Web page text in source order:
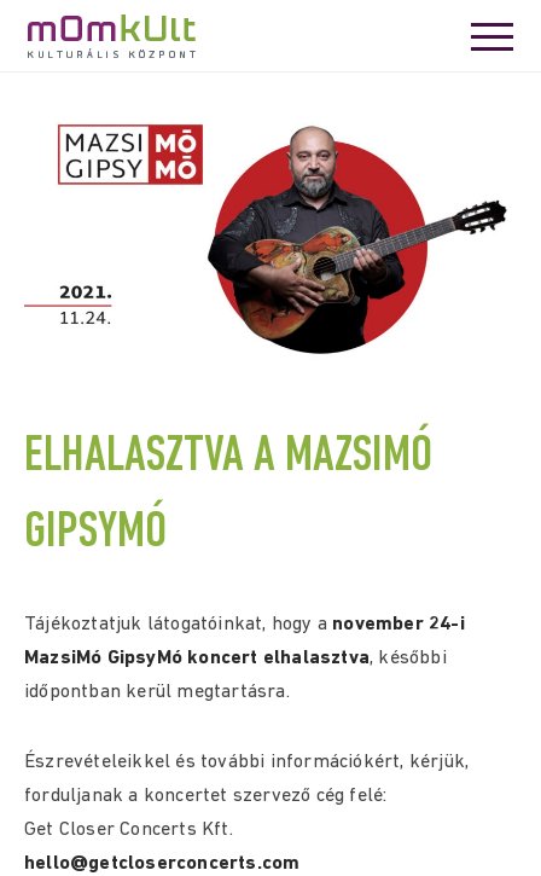
ELHALASZTVA A MAZSIMÓ
GIPSYMÓ
Tájékoztatjuk látogatóinkat, hogy a november 24-i
MazsiMó GipsyMó koncert elhalasztva, későbbi
időpontban kerül megtartásra.
Észrevételeikkel és további információkért, kérjük,
forduljanak a koncertet szervező cég felé:
Get Closer Concerts Kft.
hello@getcloserconcerts.com